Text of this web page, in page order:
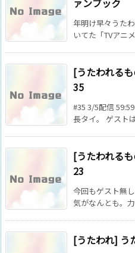
年明け早々うた
いてた「TVアニ
[うたわれる
35
#35 3/5配信
長タイ。 ゲスト
[うたわれる
23
今回もゲスト無
気がなんとも。
[うたわれ] う